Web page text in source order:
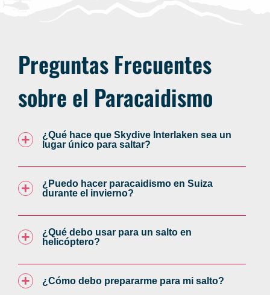
Preguntas Frecuentes
sobre el Paracaidismo
¿Qué hace que Skydive Interlaken sea un
lugar único para saltar?
¿Puedo hacer paracaidismo en Suiza
durante el invierno?
¿Qué debo usar para un salto en
helicóptero?
¿Cómo debo prepararme para mi salto?